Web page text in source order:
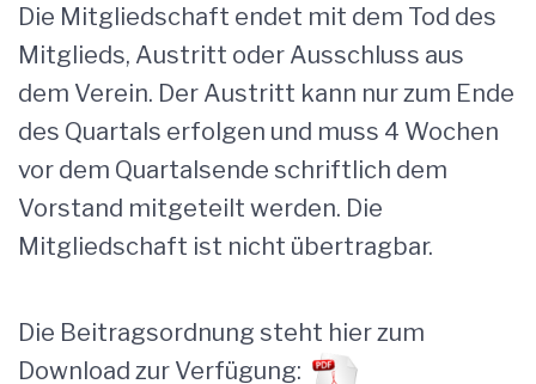
Die Mitgliedschaft endet mit dem Tod des
Mitglieds, Austritt oder Ausschluss aus
dem Verein. Der Austritt kann nur zum Ende
des Quartals erfolgen und muss 4 Wochen
vor dem Quartalsende schriftlich dem
Vorstand mitgeteilt werden. Die
Mitgliedschaft ist nicht übertragbar.
Die Beitragsordnung steht hier zum
Download zur Verfügung: